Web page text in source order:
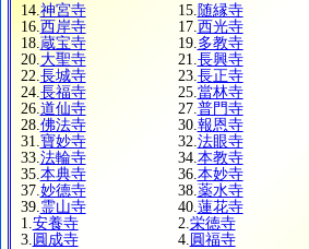
14. 神宮寺 15. 随縁寺
16. 西岸寺 17. 西光寺
18. 蔵宝寺 19. 多教寺
20. 大聖寺 21. 長興寺
22. 長城寺 23. 長正寺
24. 長福寺 25. 當林寺
26. 道仙寺 27. 普門寺
28. 佛法寺 30. 報恩寺
31. 寶妙寺 32. 法眼寺
33. 法輪寺 34. 本教寺
35. 本典寺 36. 本妙寺
37. 妙德寺 38. 薬水寺
39. 霊山寺 40. 蓮花寺
1. 安養寺 2. 栄徳寺
3. 圓成寺 4. 圓福寺